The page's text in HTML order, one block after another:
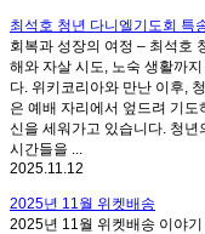
최석호 청년 다니엘기도회 특
회복과 성장의 여정 – 최석호
해와 자살 시도, 노숙 생활까
다. 위키코리아와 만난 이후,
은 예배 자리에서 엎드려 기
신을 세워가고 있습니다. 청년
시간들을 ...
2025.11.12
2025년 11월 위켓배송
2025년 11월 위켓배송 이야